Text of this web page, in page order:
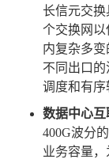
长信元交
个交换网
内复杂多
不同出口
调度和有序
数据中心互
400G波分
业务容量